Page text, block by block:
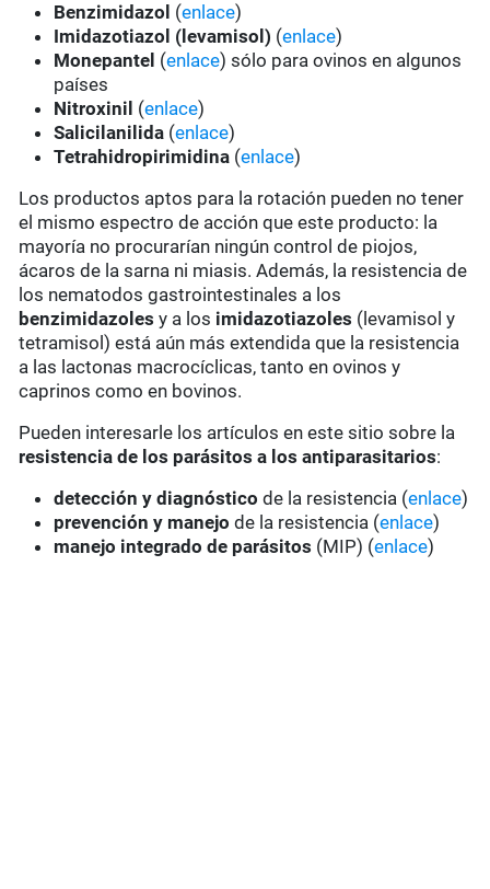
Benzimidazol (enlace)
Imidazotiazol (levamisol) (enlace)
Monepantel (enlace) sólo para ovinos en algunos
países
Nitroxinil (enlace)
Salicilanilida (enlace)
Tetrahidropirimidina (enlace)
Los productos aptos para la rotación pueden no tener
el mismo espectro de acción que este producto: la
mayoría no procurarían ningún control de piojos,
ácaros de la sarna ni miasis. Además, la resistencia de
los nematodos gastrointestinales a los
benzimidazoles y a los imidazotiazoles (levamisol y
tetramisol) está aún más extendida que la resistencia
a las lactonas macrocíclicas, tanto en ovinos y
caprinos como en bovinos.
Pueden interesarle los artículos en este sitio sobre la
resistencia de los parásitos a los antiparasitarios:
detección y diagnóstico de la resistencia (enlace)
prevención y manejo de la resistencia (enlace)
manejo integrado de parásitos (MIP) (enlace)